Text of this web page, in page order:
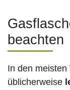
beachten
In den meisten
üblicherweise